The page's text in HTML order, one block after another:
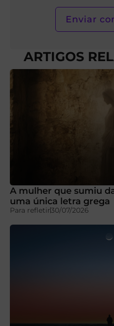
ARTIGOS
A mulher que sumiu
uma única letra grega
Para refletir30/07/2026